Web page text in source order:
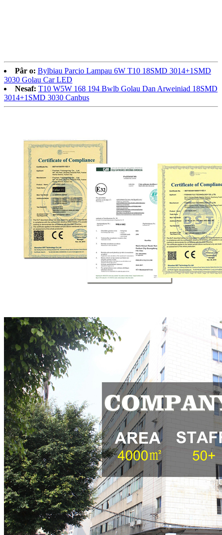
Pâr o: Bylbiau Parcio Lampau 6W T10 18SMD 3014+1SMD
3030 Golau Car LED
Nesaf: T10 W5W 168 194 Bwlb Golau Dan Arweiniad 18SMD
3014+1SMD 3030 Canbus